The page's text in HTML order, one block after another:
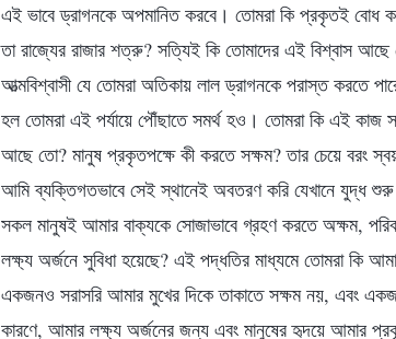
এই ভাবে ড্রাগনকে অপমানিত করবে। তোমরা কি প্রকৃতই বোধ
তা রাজ্যের রাজার শত্রু? সত্যিই কি তোমাদের এই বিশ্বাস
আত্মবিশ্বাসী যে তোমরা অতিকায় লাল ড্রাগনকে পরাস্ত করতে
হল তোমরা এই পর্যায়ে পৌঁছাতে সমর্থ হও। তোমরা কি এই কাজ
আছে তো? মানুষ প্রকৃতপক্ষে কী করতে সক্ষম? তার চেয়ে বরং
আমি ব্যক্তিগতভাবে সেই স্থানেই অবতরণ করি যেখানে যুদ্ধ
সকল মানুষই আমার বাক্যকে সোজাভাবে গ্রহণ করতে অক্ষম,
লক্ষ্য অর্জনে সুবিধা হয়েছে? এই পদ্ধতির মাধ্যমে তোমরা কি
একজনও সরাসরি আমার মুখের দিকে তাকাতে সক্ষম নয়, এবং
কারণে, আমার লক্ষ্য অর্জনের জন্য এবং মানুষের হৃদয়ে আমার